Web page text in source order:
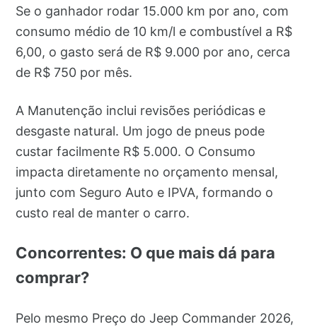
Se o ganhador rodar 15.000 km por ano, com
consumo médio de 10 km/l e combustível a R$
6,00, o gasto será de R$ 9.000 por ano, cerca
de R$ 750 por mês.
A Manutenção inclui revisões periódicas e
desgaste natural. Um jogo de pneus pode
custar facilmente R$ 5.000. O Consumo
impacta diretamente no orçamento mensal,
junto com Seguro Auto e IPVA, formando o
custo real de manter o carro.
Concorrentes: O que mais dá para
comprar?
Pelo mesmo Preço do Jeep Commander 2026,